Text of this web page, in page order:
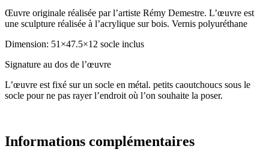
Œuvre originale réalisée par l’artiste Rémy Demestre. L’œuvre est
une sculpture réalisée à l’acrylique sur bois. Vernis polyuréthane
Dimension: 51×47.5×12 socle inclus
Signature au dos de l’œuvre
L’œuvre est fixé sur un socle en métal. petits caoutchoucs sous le
socle pour ne pas rayer l’endroit où l’on souhaite la poser.
Informations complémentaires